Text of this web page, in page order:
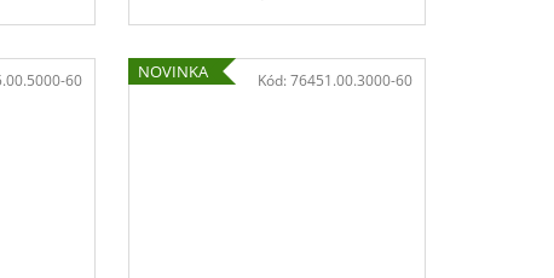
60 NOVINKA Kód: 76451.00.3000-60